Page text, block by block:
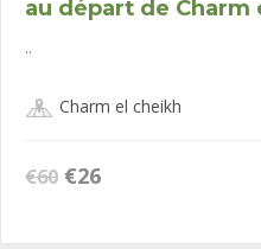
au départ de Charm
..
Charm el cheikh
€60 Le
était :
€26Le
est :